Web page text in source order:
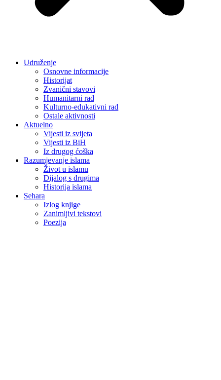
Udruženje
Osnovne informacije
Historijat
Zvanični stavovi
Humanitarni rad
Kulturno-edukativni rad
Ostale aktivnosti
Aktuelno
Vijesti iz svijeta
Vijesti iz BiH
Iz drugog ćoška
Razumjevanje islama
Život u islamu
Dijalog s drugima
Historija islama
Sehara
Izlog knjige
Zanimljivi tekstovi
Poezija